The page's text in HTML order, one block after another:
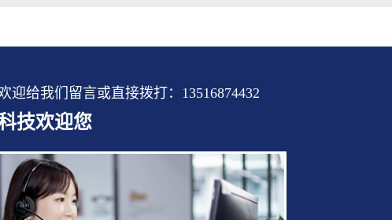
迎给我们留言或直接拨打：13516874432
技欢迎您